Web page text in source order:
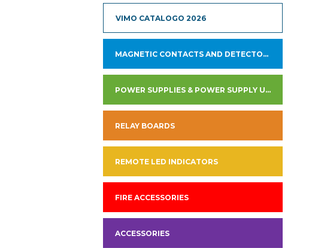
VIMO CATALOGO 2026
MAGNETIC CONTACTS AND DETECTORS
POWER SUPPLIES & POWER SUPPLY UNITS
RELAY BOARDS
REMOTE LED INDICATORS
FIRE ACCESSORIES
ACCESSORIES